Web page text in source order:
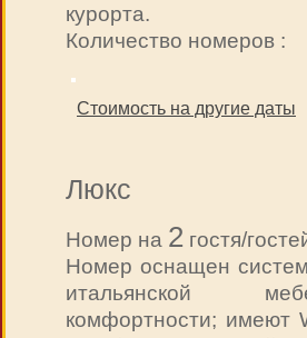
курорта.
Количество номеров :
Стоимость на другие даты
Люкс
Номер на 2 гостя/
Номер оснащен
итальянской
комфортности; имеют